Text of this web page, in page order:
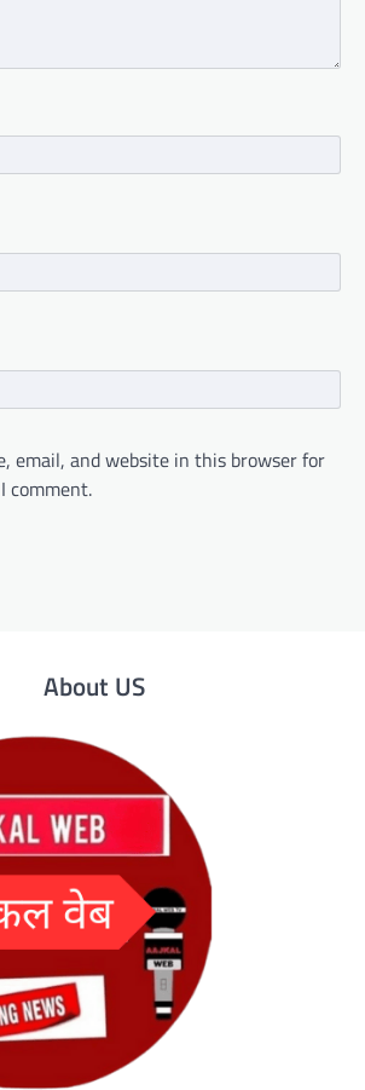
email, and website in this browser for
comment.
About US